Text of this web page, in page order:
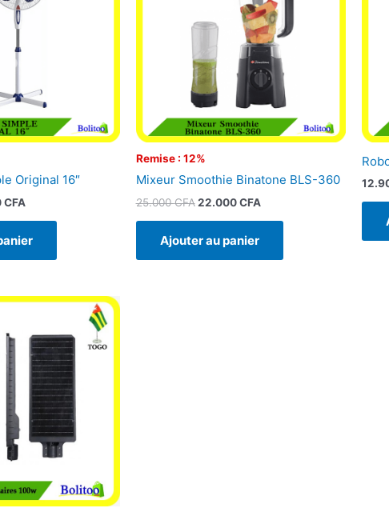
Original 16″
CFA
Remise : 12%
Mixeur Smoothie Binatone BLS-360
25.000CFA 22.000CFA
Ajouter au panier